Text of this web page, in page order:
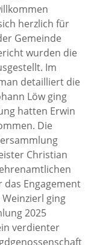
herzlich für
Gemeinde
wurden die
Im
detailliert die
Löw ging
hatten Erwin
Die
Christian
Engagement
ging
2025
verdienter